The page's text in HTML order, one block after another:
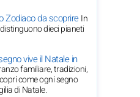
Zodiaco da scoprireIn
dieci pianeti
vive il Natale in
familiare, tradizioni,
come ogni segno
di Natale.